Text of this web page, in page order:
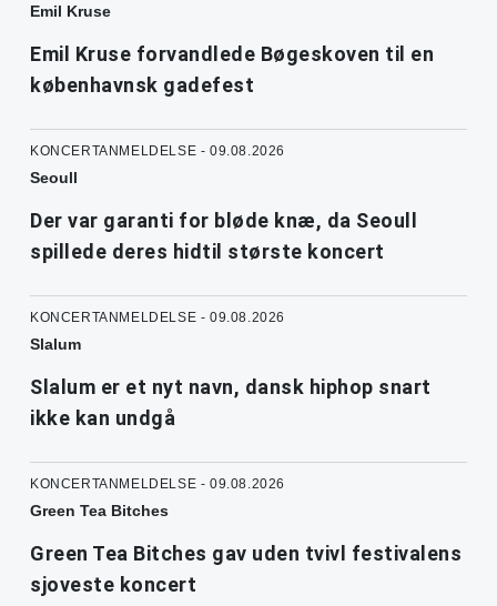
Emil Kruse
Emil Kruse forvandlede Bøgeskoven til en
københavnsk gadefest
KONCERTANMELDELSE - 09.08.2026
Seoull
Der var garanti for bløde knæ, da Seoull
spillede deres hidtil største koncert
KONCERTANMELDELSE - 09.08.2026
Slalum
Slalum er et nyt navn, dansk hiphop snart
ikke kan undgå
KONCERTANMELDELSE - 09.08.2026
Green Tea Bitches
Green Tea Bitches gav uden tvivl festivalens
sjoveste koncert